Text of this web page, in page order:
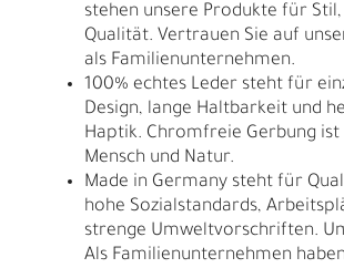
stehen unsere Produkte für
Qualität. Vertrauen Sie auf
als Familienunternehmen.
100% echtes Leder steht für
Design, lange Haltbarkeit und
Haptik. Chromfreie Gerbung
Mensch und Natur.
Made in Germany steht für
hohe Sozialstandards,
strenge Umweltvorschriften.
Als Familienunternehmen